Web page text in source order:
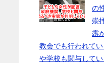
の
崇
露
教会でも行われて
や学校も関与して